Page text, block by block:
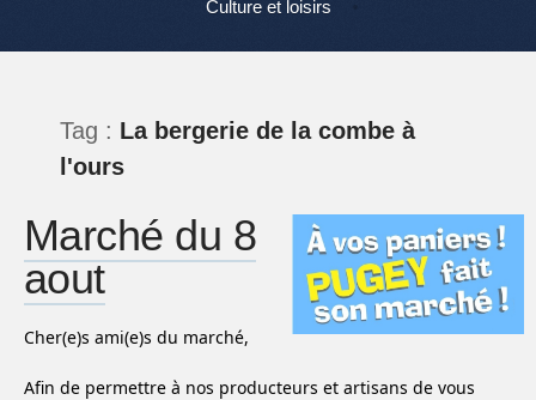
Culture et loisirs
Tag : La bergerie de la combe à
l'ours
Marché du 8
aout
Cher(e)s ami(e)s du marché,
Afin de permettre à nos producteurs et artisans de vous